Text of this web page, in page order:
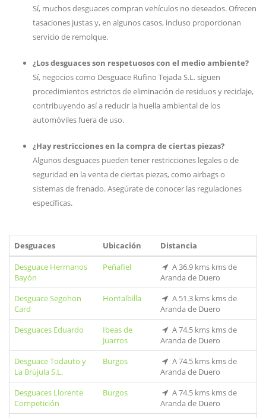
Sí, muchos desguaces compran vehículos no deseados. Ofrecen
tasaciones justas y, en algunos casos, incluso proporcionan
servicio de remolque.
¿Los desguaces son respetuosos con el medio ambiente?
Sí, negocios como Desguace Rufino Tejada S.L. siguen
procedimientos estrictos de eliminación de residuos y reciclaje,
contribuyendo así a reducir la huella ambiental de los
automóviles fuera de uso.
¿Hay restricciones en la compra de ciertas piezas?
Algunos desguaces pueden tener restricciones legales o de
seguridad en la venta de ciertas piezas, como airbags o
sistemas de frenado. Asegúrate de conocer las regulaciones
específicas.
Desguaces Ubicación
Distancia
Desguace Hermanos
Bayón
Peñafiel
A 36.9 kms kms de
Aranda de Duero
Desguace Segohon
Card
Hontalbilla
A 51.3 kms kms de
Aranda de Duero
Desguaces Eduardo
Ibeas de
Juarros
A 74.5 kms kms de
Aranda de Duero
Desguace Todauto y
La Brújula S.L.
Burgos
A 74.5 kms kms de
Aranda de Duero
Desguaces Llorente
Competición
Burgos
A 74.5 kms kms de
Aranda de Duero